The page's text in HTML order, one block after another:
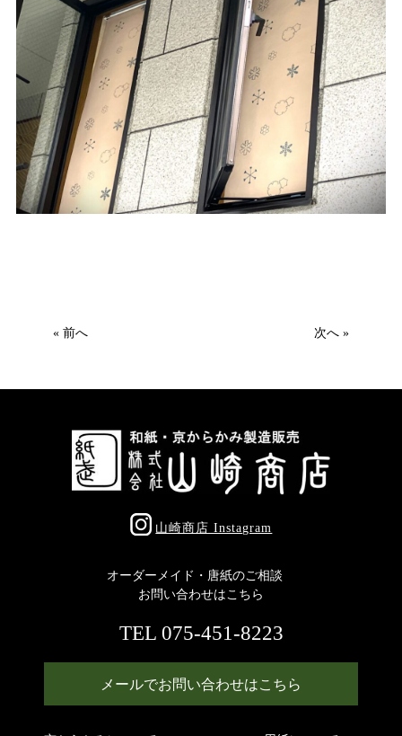
« 前へ 次へ »
山崎商店 Instagram
オーダーメイド・唐紙のご相談
お問い合わせはこちら
TEL 075-451-8223
メールでお問い合わせはこちら